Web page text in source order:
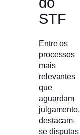
STF
Entre os
processos
mais
relevantes
que
aguardam
julgamento,
destacam-
se disputas